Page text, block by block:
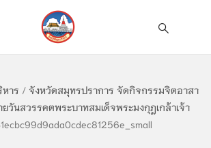
าร / จังหวัดสมุทรปราการ จัดกิจกรรมจิตอาสา
วันสวรรคตพระบาทสมเด็จพระมงกุฎเกล้าเจ้า